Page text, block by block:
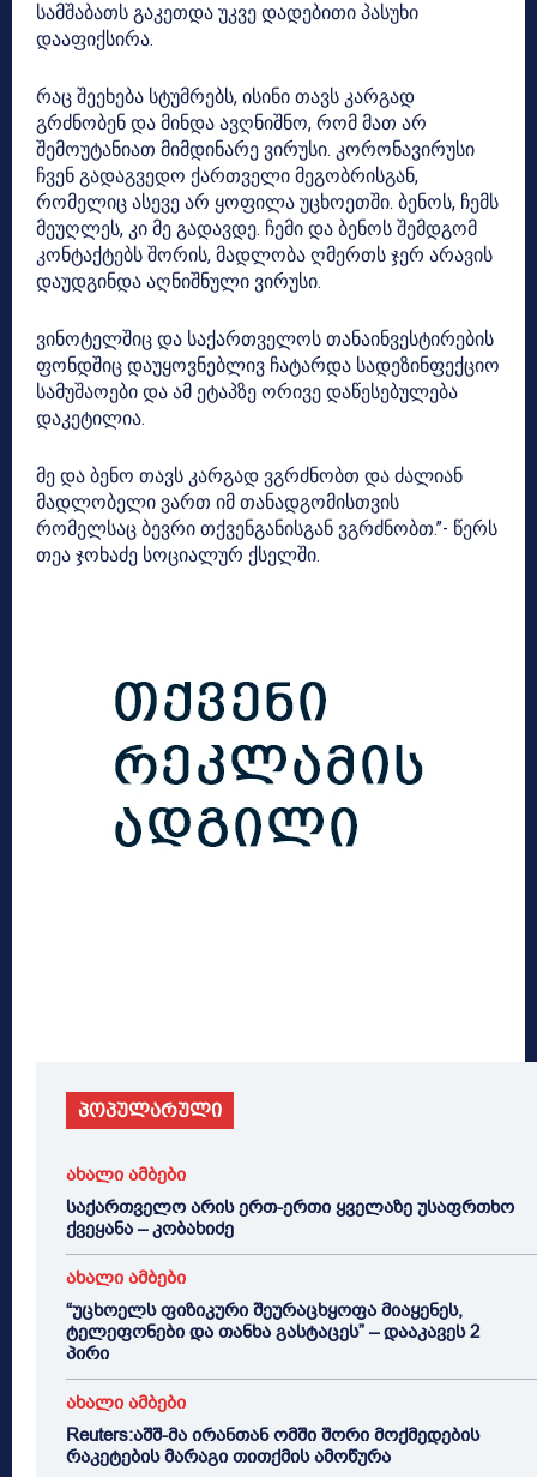
სამშაბათს გაკეთდა უკვე დადებითი პასუხი
დააფიქსირა.
რაც შეეხება სტუმრებს, ისინი თავს კარგად
გრძნობენ და მინდა ავღნიშნო, რომ მათ არ
შემოუტანიათ მიმდინარე ვირუსი. კორონავირუსი
ჩვენ გადაგვედო ქართველი მეგობრისგან,
რომელიც ასევე არ ყოფილა უცხოეთში. ბენოს, ჩემს
მეუღლეს, კი მე გადავდე. ჩემი და ბენოს შემდგომ
კონტაქტებს შორის, მადლობა ღმერთს ჯერ არავის
დაუდგინდა აღნიშნული ვირუსი.
ვინოტელშიც და საქართველოს თანაინვესტირების
ფონდშიც დაუყოვნებლივ ჩატარდა სადეზინფექციო
სამუშაოები და ამ ეტაპზე ორივე დაწესებულება
დაკეტილია.
მე და ბენო თავს კარგად ვგრძნობთ და ძალიან
მადლობელი ვართ იმ თანადგომისთვის
რომელსაც ბევრი თქვენგანისგან ვგრძნობთ.”- წერს
თეა ჯოხაძე სოციალურ ქსელში.
პოპულარული
ახალი ამბები
საქართველო არის ერთ-ერთი ყველაზე უსაფრთხო
ქვეყანა – კობახიძე
ახალი ამბები
“უცხოელს ფიზიკური შეურაცხყოფა მიაყენეს,
ტელეფონები და თანხა გასტაცეს” – დააკავეს 2
პირი
ახალი ამბები
Reuters:აშშ-მა ირანთან ომში შორი მოქმედების
რაკეტების მარაგი თითქმის ამოწურა